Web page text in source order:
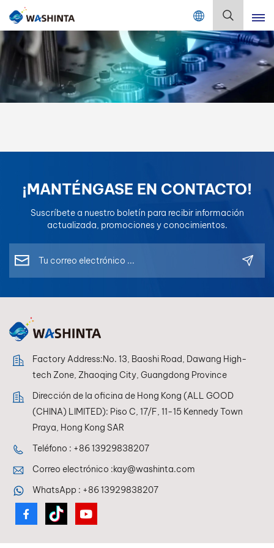
Mix Color Online
English
Français
Español
Português
日本語
بالعربية
中文
¡MANTÉNGASE EN CONTACTO!
Suscríbete a nuestro boletín para recibir información
actualizada, promociones y conocimientos.
Factory Address:No. 13, Baoshi Road, Dawang High-
tech Zone, Zhaoqing City, Guangdong Province
Dirección de la oficina de Hong Kong (ALL GOOD
(CHINA) LIMITED): Piso C, 17/F, 11-15 Kennedy Town
Praya, Hong Kong SAR
Teléfono : +86 13929838207
Correo electrónico :kay@washinta.com
WhatsApp : +86 13929838207